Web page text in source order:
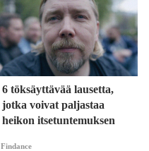
6 töksäyttävää lausetta,
jotka voivat paljastaa
heikon itsetuntemuksen
Findance